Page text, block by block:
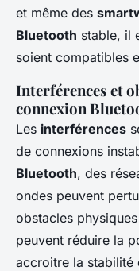
et même des
Bluetooth stable, il
soient compatibles
Interférences et
connexion
Les interférences
de connexions
Bluetooth, des
ondes peuvent
obstacles
peuvent réduire la
accroitre la stabilité